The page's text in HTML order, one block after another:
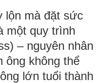
lộn mà đặt sức
một quy trình
– nguyên nhân
ông không thể
lớn tuổi thành